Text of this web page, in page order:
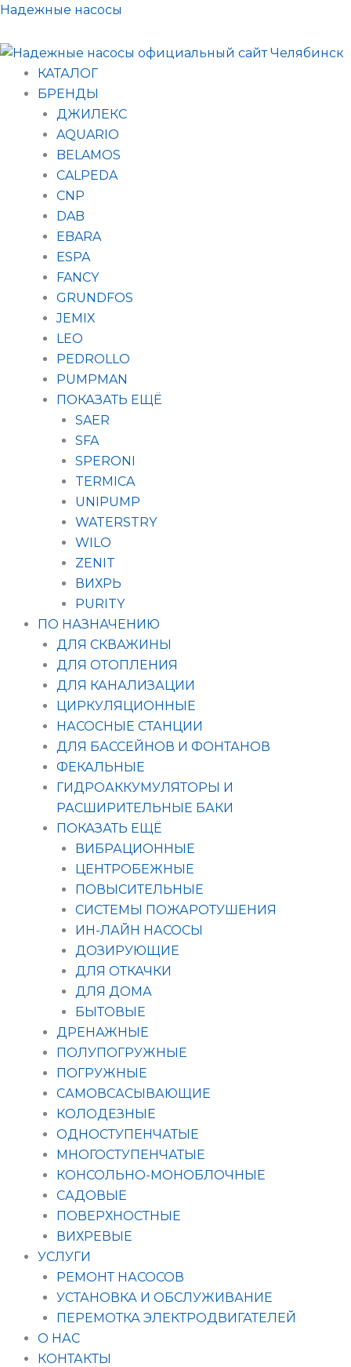
Перейти
содержимому
Надежные насосы
КАТАЛОГ
БРЕНДЫ
ДЖИЛЕКС
AQUARIO
BELAMOS
CALPEDA
CNP
DAB
EBARA
ESPA
FANCY
GRUNDFOS
JEMIX
LEO
PEDROLLO
PUMPMAN
ПОКАЗАТЬ ЕЩЁ
SAER
SFA
SPERONI
TERMICA
UNIPUMP
WATERSTRY
WILO
ZENIT
ВИХРЬ
PURITY
ПО НАЗНАЧЕНИЮ
ДЛЯ СКВАЖИНЫ
ДЛЯ ОТОПЛЕНИЯ
ДЛЯ КАНАЛИЗАЦИИ
ЦИРКУЛЯЦИОННЫЕ
НАСОСНЫЕ СТАНЦИИ
ДЛЯ БАССЕЙНОВ И ФОНТАНОВ
ФЕКАЛЬНЫЕ
ГИДРОАККУМУЛЯТОРЫ И
РАСШИРИТЕЛЬНЫЕ БАКИ
ПОКАЗАТЬ ЕЩЁ
ВИБРАЦИОННЫЕ
ЦЕНТРОБЕЖНЫЕ
ПОВЫСИТЕЛЬНЫЕ
СИСТЕМЫ ПОЖАРОТУШЕНИЯ
ИН-ЛАЙН НАСОСЫ
ДОЗИРУЮЩИЕ
ДЛЯ ОТКАЧКИ
ДЛЯ ДОМА
БЫТОВЫЕ
ДРЕНАЖНЫЕ
ПОЛУПОГРУЖНЫЕ
ПОГРУЖНЫЕ
САМОВСАСЫВАЮЩИЕ
КОЛОДЕЗНЫЕ
ОДНОСТУПЕНЧАТЫЕ
МНОГОСТУПЕНЧАТЫЕ
КОНСОЛЬНО-МОНОБЛОЧНЫЕ
САДОВЫЕ
ПОВЕРХНОСТНЫЕ
ВИХРЕВЫЕ
УСЛУГИ
РЕМОНТ НАСОСОВ
УСТАНОВКА И ОБСЛУЖИВАНИЕ
ПЕРЕМОТКА ЭЛЕКТРОДВИГАТЕЛЕЙ
О НАС
КОНТАКТЫ
Поиск